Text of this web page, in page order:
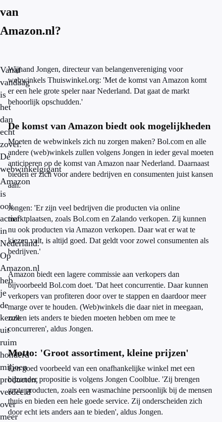
van
Amazon.nl?
Vanaf
vandaag
is
het
dan
echt
zover.
De
webwinkelgigant
Amazon
is
ook
actief
in
Nederland.
Op
Amazon.nl
heb
je
de
keuze
uit
ruim
honderd
miljoen
producten,
verdeeld
over
meer
Wijnand Jongen, directeur van belangenvereniging voor
webwinkels Thuiswinkel.org: 'Met de komst van Amazon komt
er een hele grote speler naar Nederland. Dat gaat de markt
behoorlijk opschudden.'
De komst van Amazon biedt ook mogelijkheden
Moeten de webwinkels zich nu zorgen maken? Bol.com en alle
andere (web)winkels zullen volgens Jongen in ieder geval moeten
anticiperen op de komst van Amazon naar Nederland. Daarnaast
bieden er zich voor andere bedrijven en consumenten juist kansen
aan.
Jongen: 'Er zijn veel bedrijven die producten via online
marktplaatsen, zoals Bol.com en Zalando verkopen. Zij kunnen
nu ook producten via Amazon verkopen. Daar wat er wat te
kiezen valt, is altijd goed. Dat geldt voor zowel consumenten als
bedrijven.'
Amazon biedt een lagere commissie aan verkopers dan
bijvoorbeeld Bol.com doet. 'Dat heet concurrentie. Daar kunnen
verkopers van profiteren door over te stappen en daardoor meer
marge over te houden. (Web)winkels die daar niet in meegaan,
zullen iets anders te bieden moeten hebben om mee te
concurreren', aldus Jongen.
Motto: 'Groot assortiment, kleine prijzen'
Een goed voorbeeld van een onafhankelijke winkel met een
bijzonder propositie is volgens Jongen Coolblue. 'Zij brengen
grote producten, zoals een wasmachine persoonlijk bij de mensen
thuis en bieden een hele goede service. Zij onderscheiden zich
door echt iets anders aan te bieden', aldus Jongen.